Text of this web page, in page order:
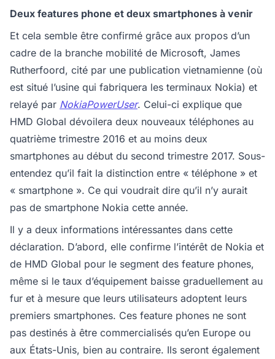
Deux features phone et deux smartphones à venir
Et cela semble être confirmé grâce aux propos d’un
cadre de la branche mobilité de Microsoft, James
Rutherfoord, cité par une publication vietnamienne (où
est situé l’usine qui fabriquera les terminaux Nokia) et
relayé par NokiaPowerUser. Celui-ci explique que
HMD Global dévoilera deux nouveaux téléphones au
quatrième trimestre 2016 et au moins deux
smartphones au début du second trimestre 2017. Sous-
entendez qu’il fait la distinction entre « téléphone » et
« smartphone ». Ce qui voudrait dire qu’il n’y aurait
pas de smartphone Nokia cette année.
Il y a deux informations intéressantes dans cette
déclaration. D’abord, elle confirme l’intérêt de Nokia et
de HMD Global pour le segment des feature phones,
même si le taux d’équipement baisse graduellement au
fur et à mesure que leurs utilisateurs adoptent leurs
premiers smartphones. Ces feature phones ne sont
pas destinés à être commercialisés qu’en Europe ou
aux États-Unis, bien au contraire. Ils seront également